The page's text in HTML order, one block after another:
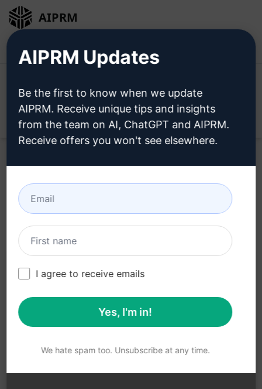
AIPRM
Home / AI 프롬프트 / Marketing Prompts / Social Media
Prompts
/
3,313
0 2,283
프리미엄 트위터 트윗 스레
AIPRM Updates
Be the first to know when we update
AIPRM. Receive unique tips and insights
from the team on AI, ChatGPT and AIPRM.
Receive offers you won't see elsewhere.
I agree to receive emails
Yes, I'm in!
We hate spam too. Unsubscribe at any time.